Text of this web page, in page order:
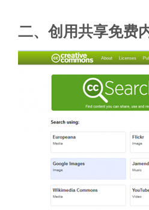
二、创用共享免费